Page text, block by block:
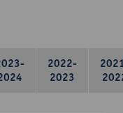
2022-
2023